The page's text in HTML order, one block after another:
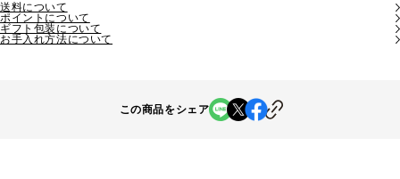
送料について
ポイントについて
ギフト包装について
お手入れ方法について
この商品をシェア